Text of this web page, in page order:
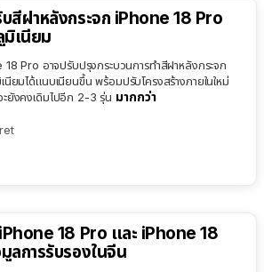
สีฝาหลังกระจก iPhone 18 Pro
มิเนียม
Pro อาจปรับปรุงกระบวนการทำสีฝาหลังกระจก
นียมได้แนบเนียนขึ้น พร้อมปรับโครงสร้างภายในใหม่
ะยังคงเดิมไปอีก 2-3 รุ่น มากกว่า
18 Pro และ iPhone 18
ลการรับรองในจีน